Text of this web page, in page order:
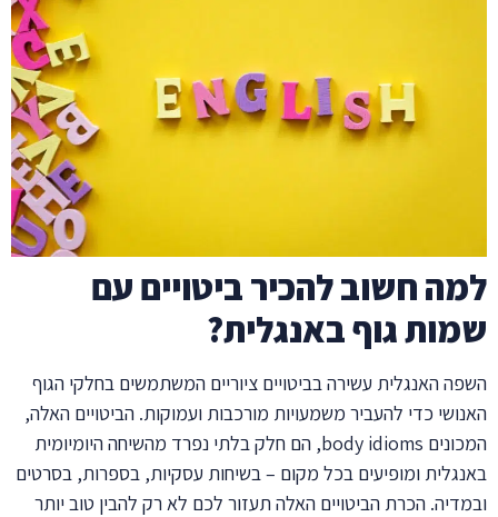
למה חשוב להכיר ביטויים עם
שמות גוף באנגלית?
השפה האנגלית עשירה בביטויים ציוריים המשתמשים בחלקי הגוף
האנושי כדי להעביר משמעויות מורכבות ועמוקות. הביטויים האלה,
המכונים body idioms, הם חלק בלתי נפרד מהשיחה היומיומית
באנגלית ומופיעים בכל מקום – בשיחות עסקיות, בספרות, בסרטים
ובמדיה. הכרת הביטויים האלה תעזור לכם לא רק להבין טוב יותר